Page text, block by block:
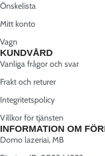
Önskelista
Mitt konto
Vagn
KUNDVÅRD
Vanliga frågor och svar
Frakt och returer
Integritetspolicy
Villkor för tjänsten
INFORMATION OM
Domo lazeriai, MB